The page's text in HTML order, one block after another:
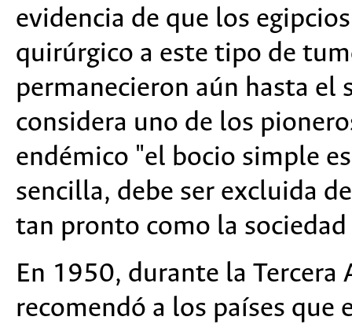
evidencia de que los
quirúrgico a este tipo de
permanecieron aún hasta el
considera uno de los
endémico "el bocio simple
sencilla, debe ser excluida
tan pronto como la
En 1950, durante la Tercera
recomendó a los países